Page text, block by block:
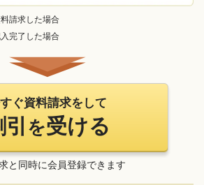
請求した場合
完了した場合
ぐ資料請求をして
を受ける
と同時に会員登録できます